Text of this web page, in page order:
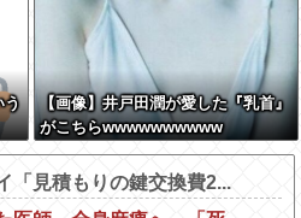
う
【画像】井戸田潤が愛した『乳首』
がこちらwwwwwwwwww
「見積もりの鍵交換費2...